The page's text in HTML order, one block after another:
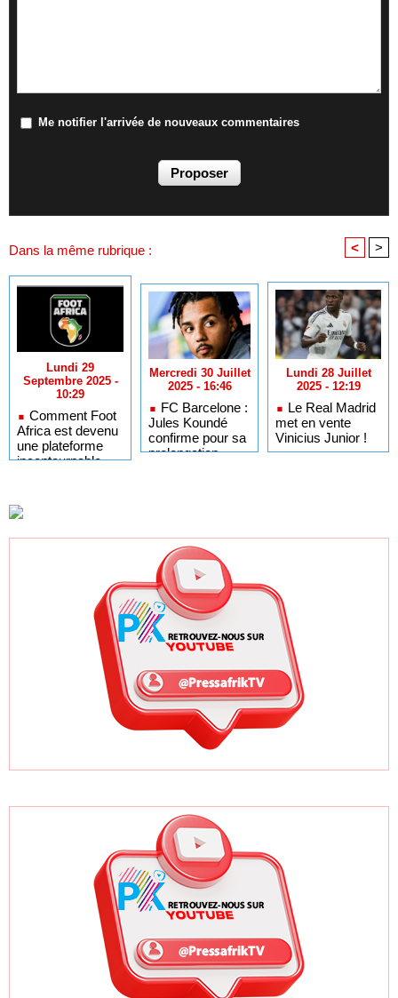
Me notifier l'arrivée de nouveaux commentaires
Dans la même rubrique : < >
Lundi 29
Septembre 2025 -
10:29
Comment Foot
Africa est devenu
une plateforme
incontournable
dans le monde
entier
Mercredi 30 Juillet
2025 - 16:46
FC Barcelone :
Jules Koundé
confirme pour sa
prolongation
Lundi 28 Juillet
2025 - 12:19
Le Real Madrid
met en vente
Vinicius Junior !